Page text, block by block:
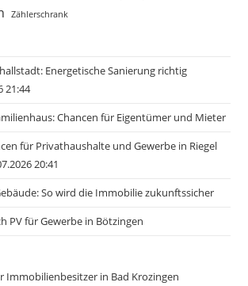
Zählerschrank
Energetische Sanierung richtig
21:44
Chancen für Eigentümer und Mieter
für Privathaushalte und Gewerbe in Riegel
20:41
So wird die Immobilie zukunftssicher
PV für Gewerbe in Bötzingen
Immobilienbesitzer in Bad Krozingen